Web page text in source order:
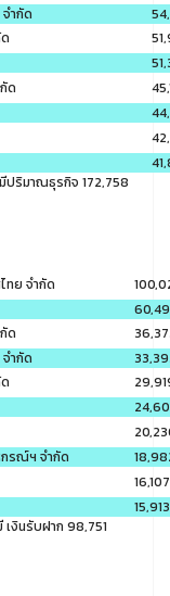
ำกัด
ด
ริมาณธุรกิจ 172,758
ทย จำกัด
ด
ำกัด
รณ์ฯ จำกัด
16,107
15,913
งินรับฝาก 98,751